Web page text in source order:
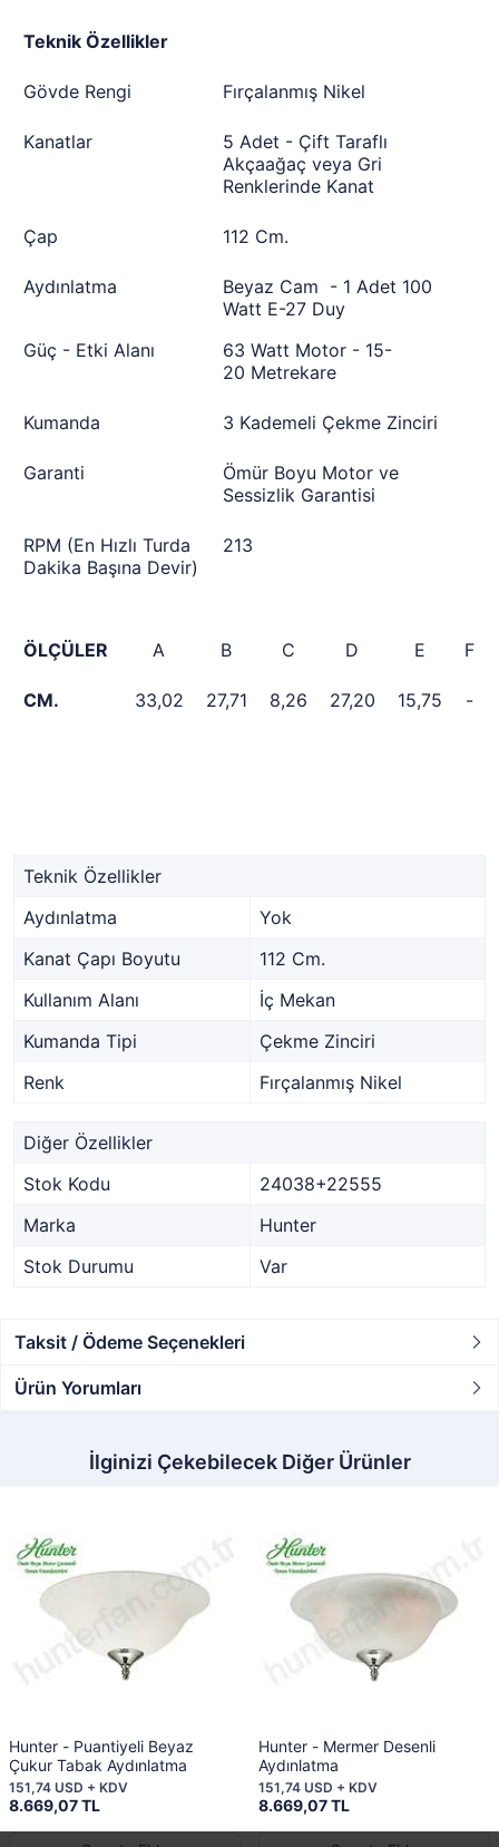
Teknik Özellikler
Gövde Rengi Fırçalanmış Nikel
Kanatlar
5 Adet - Çift Taraflı
Akçaağaç veya Gri
Renklerinde Kanat
Çap 112 Cm.
Aydınlatma
Beyaz Cam - 1 Adet 100
Watt E-27 Duy
Güç - Etki Alanı
63 Watt Motor - 15-
20 Metrekare
Kumanda 3 Kademeli Çekme Zinciri
Garanti
Ömür Boyu Motor ve
Sessizlik Garantisi
RPM (En Hızlı Turda
Dakika Başına Devir)
213
ÖLÇÜLER A B C D E F
CM. 33,02 27,71 8,26 27,20 15,75 -
Teknik Özellikler
Aydınlatma
Yok
Kanat Çapı Boyutu
112 Cm.
Kullanım Alanı
İç Mekan
Kumanda Tipi
Çekme Zinciri
Renk
Fırçalanmış Nikel
Diğer Özellikler
Stok Kodu
24038+22555
Marka
Hunter
Stok Durumu
Var
Taksit / Ödeme Seçenekleri
Ürün Yorumları
İlginizi Çekebilecek Diğer Ürünler
Hunter - Puantiyeli Beyaz
Çukur Tabak Aydınlatma
8.669,07 TL
151,74 USD + KDV
Hunter - Mermer Desenli
Aydınlatma
8.669,07 TL
151,74 USD + KDV